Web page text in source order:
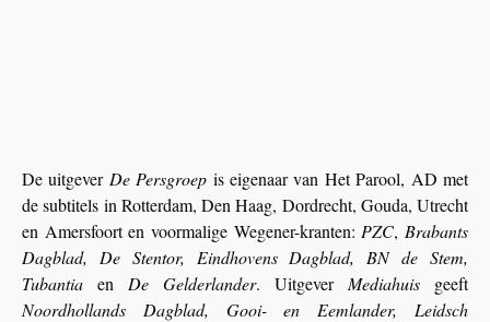
De uitgever De Persgroep is eigenaar van Het Parool, AD met
de subtitels in Rotterdam, Den Haag, Dordrecht, Gouda, Utrecht
en Amersfoort en voormalige Wegener-kranten: PZC, Brabants
Dagblad, De Stentor, Eindhovens Dagblad, BN de Stem,
Tubantia en De Gelderlander. Uitgever Mediahuis geeft
Noordhollands Dagblad, Gooi- en Eemlander, Leidsch